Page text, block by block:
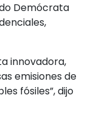
Demócrata
innovadora,
emisiones de
fósiles”, dijo